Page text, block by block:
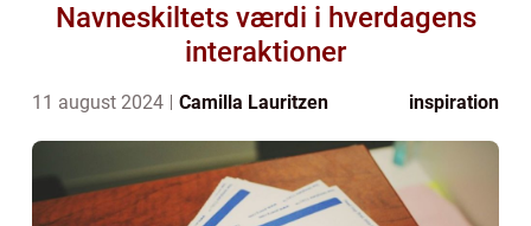
Navneskiltets værdi i hverdagens
interaktioner
11 august 2024 Camilla Lauritzen inspiration